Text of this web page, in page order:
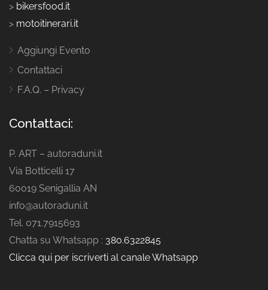
> bikersfood.it
> motoitinerari.it
Aggiungi Evento
Contattaci
F.A.Q. – Privacy
Contattaci:
P. ART – autoraduni.it
Via Botticelli 17
60019 Senigallia AN
info@autoraduni.it
Tel. 071.7915693
Chatta su Whatsapp : 380.6322845
Clicca qui per iscriverti al canale Whatsapp